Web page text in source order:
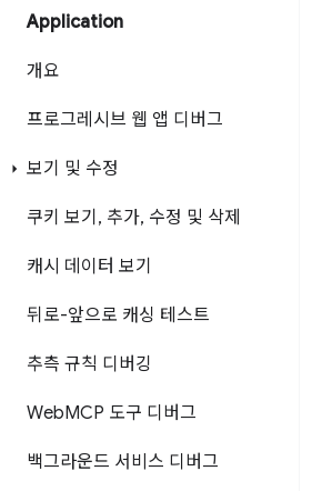
Application
개요
프로그레시브 웹 앱 디버그
보기 및 수정
쿠키 보기 , 추가, 수정 및 삭제
캐시 데이터 보기
뒤로-앞으로 캐싱 테스트
추측 규칙 디버깅
WebMCP 도구 디버그
백그라운드 서비스 디버그